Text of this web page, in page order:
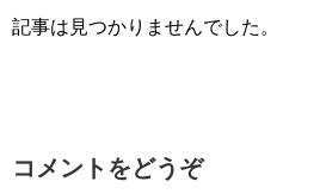
記事は見つかりませんでした。
コメントをどうぞ